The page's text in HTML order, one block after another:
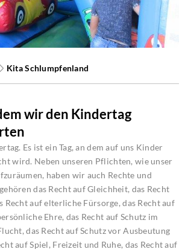
Kita Schlumpfenland
wir den Kindertag
Es ist ein Tag, an dem auf uns Kinder
wird. Neben unseren Pflichten, wie unser
haben wir auch Rechte und
das Recht auf Gleichheit, das Recht
Recht auf elterliche Fürsorge, das Recht auf
Ehre, das Recht auf Schutz im
das Recht auf Schutz vor Ausbeutung
auf Spiel, Freizeit und Ruhe, das Recht auf